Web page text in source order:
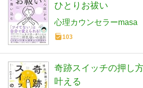
ひとりお祓い
心理カウンセラーmasa
103
奇跡スイッチの押し
叶える